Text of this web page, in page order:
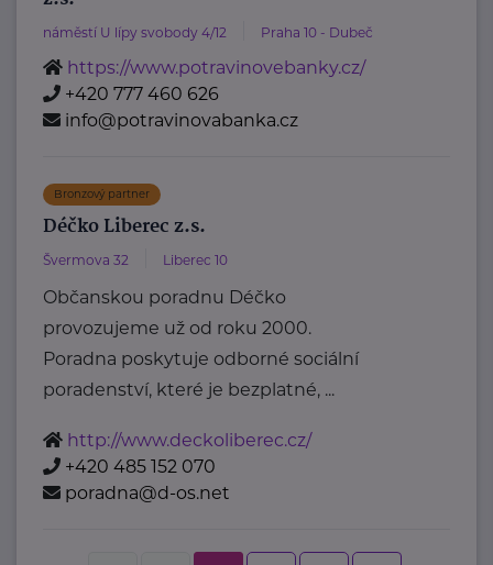
náměstí U lípy svobody 4/12 Praha 10 - Dubeč
https://www.potravinovebanky.cz/
+420 777 460 626
info@potravinovabanka.cz
Bronzový partner
Déčko Liberec z.s.
Švermova 32 Liberec 10
Občanskou poradnu Déčko
provozujeme už od roku 2000.
Poradna poskytuje odborné sociální
poradenství, které je bezplatné, ...
http://www.deckoliberec.cz/
+420 485 152 070
poradna@d-os.net